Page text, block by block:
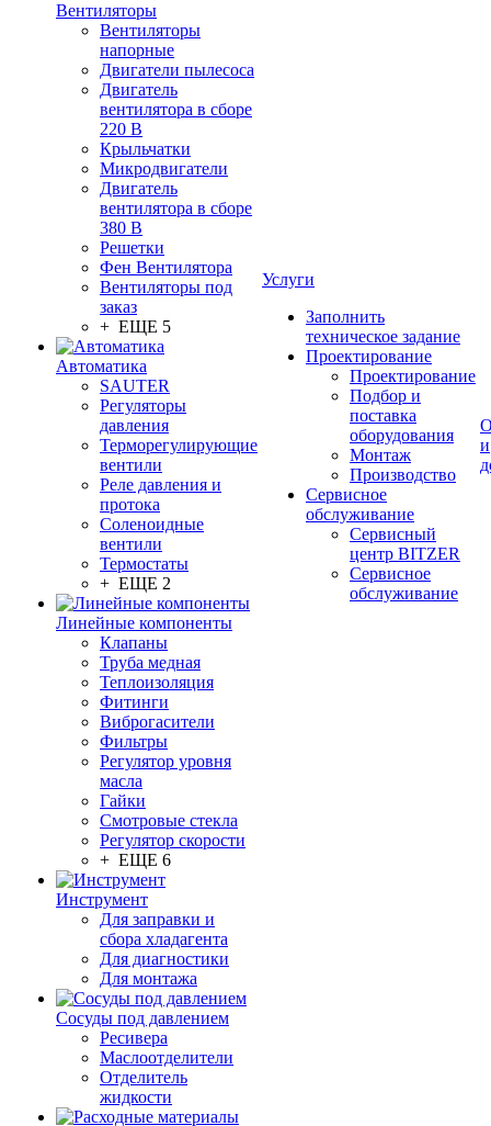
Вентиляторы
Вентиляторы
напорные
Двигатели пылесоса
Двигатель
вентилятора в сборе
220 В
Крыльчатки
Микродвигатели
Двигатель
вентилятора в сборе
380 В
Решетки
Фен Вентилятора
Вентиляторы под
заказ
+ ЕЩЕ 5
Автоматика
SAUTER
Регуляторы
давления
Терморегулирующие
вентили
Реле давления и
протока
Соленоидные
вентили
Термостаты
+ ЕЩЕ 2
Линейные компоненты
Клапаны
Труба медная
Теплоизоляция
Фитинги
Виброгасители
Фильтры
Регулятор уровня
масла
Гайки
Смотровые стекла
Регулятор скорости
+ ЕЩЕ 6
Инструмент
Для заправки и
сбора хладагента
Для диагностики
Для монтажа
Сосуды под давлением
Ресивера
Маслоотделители
Отделитель
жидкости
Услуги
Заполнить
техническое задание
Проектирование
Проектирование
Подбор и
поставка
оборудования
Монтаж
Производство
Сервисное
обслуживание
Сервисный
центр BITZER
Сервисное
обслуживание
и